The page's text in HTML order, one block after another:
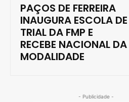
PAÇOS DE FERREIRA
INAUGURA ESCOLA DE
TRIAL DA FMP E
RECEBE NACIONAL DA
MODALIDADE
- Publicidade -